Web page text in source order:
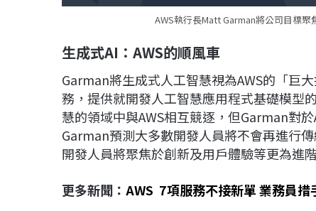
AWS執行長Matt Garman將公司目標
生成式AI：AWS的順風車
Garman將生成式人工智慧視為AWS的「巨
務，提供就開發人工智慧應用程式基礎模型
慧的領域中與AWS相互競逐，但Garman對
Garman預測大多數開發人員將不會再進行
開發人員將聚焦於創新及用戶體驗等更為進
更多新聞： AWS 7項服務不接新單 業務員措